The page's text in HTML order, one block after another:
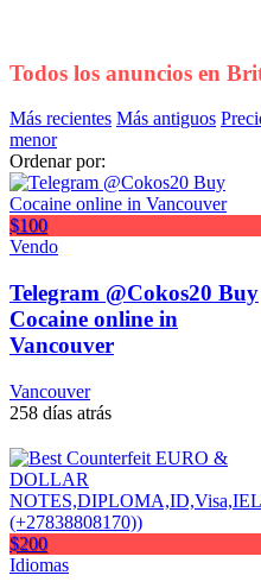
Todos los anuncios en
Más recientes Más antiguos
menor
Ordenar por:
$100
Vendo
Telegram @Cokos20 Buy
Cocaine online in
Vancouver
Vancouver
258 días atrás
$200
Idiomas